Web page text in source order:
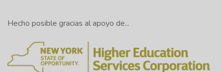
Hecho posible gracias al apoyo de...